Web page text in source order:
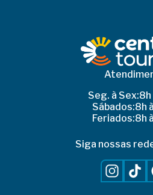
Seg. à Sex:8h
Sábados:8h
Feriados:8h
Siga nossas